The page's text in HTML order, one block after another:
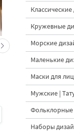
Кролик
машинной
500 руб.|
Кружевные
Морские
Маленькие
Маски для
Мужские |
Наборы